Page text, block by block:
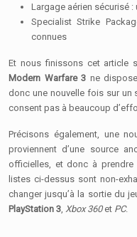
Largage aérien sécurisé
Specialist Strike
connues
Et nous finissons cet article
Modern Warfare 3 ne
donc une nouvelle fois sur un
consent pas à beaucoup
Précisons également, une
proviennent d’une source
officielles, et donc à
listes ci-dessus sont non-
changer jusqu’à la sortie du
PlayStation 3 Xbox 360et PC.